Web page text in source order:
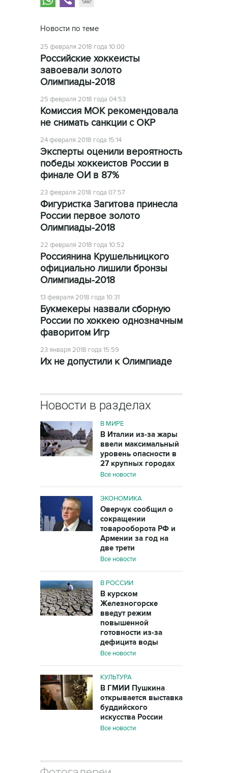
Новости по теме
25 февраля 2018 года 10:00
Российские хоккеисты
завоевали золото
Олимпиады-2018
25 февраля 2018 года 04:53
Комиссия МОК рекомендовала
не снимать санкции с ОКР
24 февраля 2018 года 15:14
Эксперты оценили вероятность
победы хоккеистов России в
финале ОИ в 87%
23 февраля 2018 года 07:57
Фигуристка Загитова принесла
России первое золото
Олимпиады-2018
22 февраля 2018 года 10:52
Россиянина Крушельницкого
официально лишили бронзы
Олимпиады-2018
13 февраля 2018 года 10:31
Букмекеры назвали сборную
России по хоккею однозначным
фаворитом Игр
23 января 2018 года 15:59
Их не допустили к Олимпиаде
Новости в разделах
В МИРЕ
В Италии из-за жары
ввели максимальный
уровень опасности в
27 крупных городах
Все новости
ЭКОНОМИКА
Оверчук сообщил о
сокращении
товарооборота РФ и
Армении за год на
две трети
Все новости
В РОССИИ
В курском
Железногорске
введут режим
повышенной
готовности из-за
дефицита воды
Все новости
КУЛЬТУРА
В ГМИИ Пушкина
открывается выставка
буддийского
искусства России
Все новости